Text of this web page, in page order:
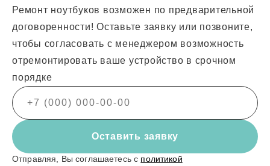
Ремонт ноутбуков возможен по предварительной
договоренности! Оставьте заявку или позвоните,
чтобы согласовать с менеджером возможность
отремонтировать ваше устройство в срочном
порядке
Оставить заявку
Отправляя, Вы соглашаетесь с политикой